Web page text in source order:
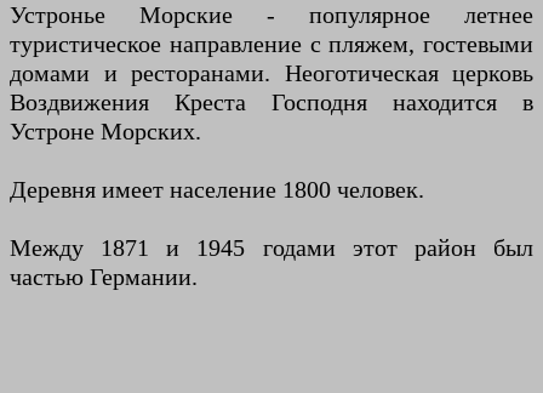
Устронье Морские - популярное летнее
туристическое направление с пляжем, гостевыми
домами и ресторанами. Неоготическая церковь
Воздвижения Креста Господня находится в
Устроне Морских.
Деревня имеет население 1800 человек.
Между 1871 и 1945 годами этот район был
частью Германии.